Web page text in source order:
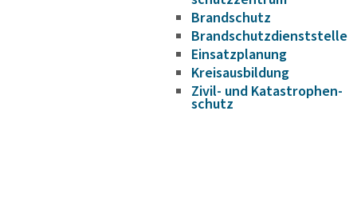
Brand­schutz
Brand­schutz­dienst­stelle
Einsatz­pla­nung
Kreis­aus­­bil­­dung
Zivil- und Kata­s­tro­­phen­­
schutz